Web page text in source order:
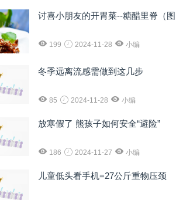
讨喜小朋友的开胃菜--糖醋里脊（
199 2024-11-28 小编
冬季远离流感需做到这几步
85 2024-11-28 小编
放寒假了 熊孩子如何安全“避险”
186 2024-11-27 小编
儿童低头看手机=27公斤重物压颈